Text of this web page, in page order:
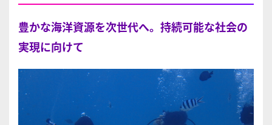
豊かな海洋資源を次世代へ。持続可能な社会の
実現に向けて